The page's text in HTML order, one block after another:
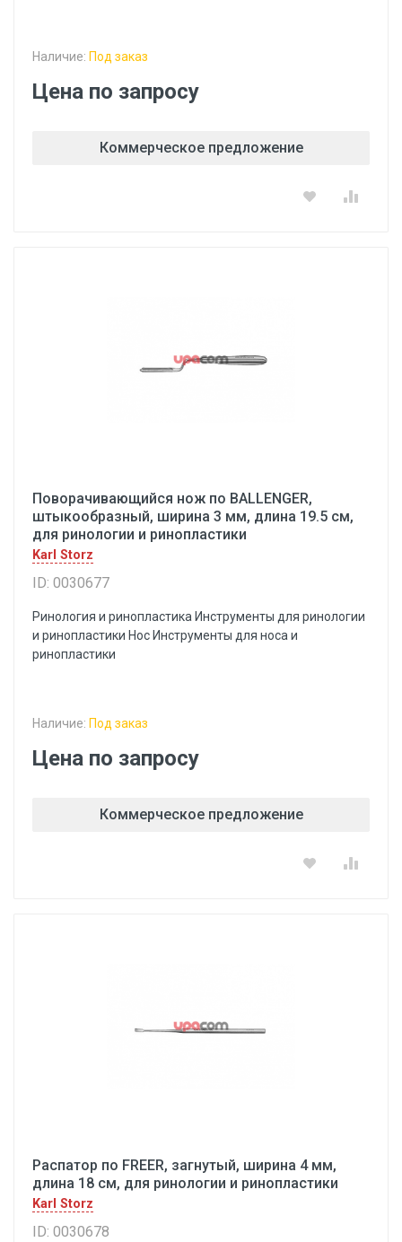
Наличие: Под заказ
Цена по запросу
Коммерческое предложение
Поворачивающийся нож по BALLENGER,
штыкообразный, ширина 3 мм, длина 19.5 см,
для ринологии и ринопластики
Karl Storz
ID: 0030677
Ринология и ринопластика Инструменты для ринологии
и ринопластики Hoc Инструменты для носа и
ринопластики
Наличие: Под заказ
Цена по запросу
Коммерческое предложение
Распатор по FREER, загнутый, ширина 4 мм,
длина 18 см, для ринологии и ринопластики
Karl Storz
ID: 0030678